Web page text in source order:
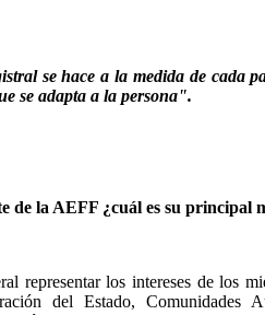
se hace a la medida de cada
se adapta a la persona".
de la AEFF ¿cuál es su principal
representar los intereses de los
del Estado, Comunidades